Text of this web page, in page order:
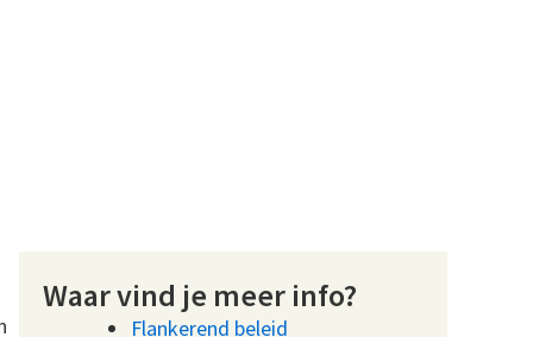
Waar vind je meer info?
Flankerend beleid